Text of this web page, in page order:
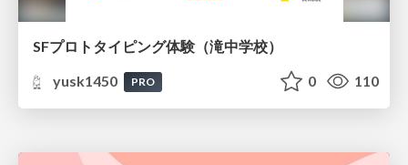
SFプロトタイピング体験（滝中学校）
yusk1450
PRO 0 110